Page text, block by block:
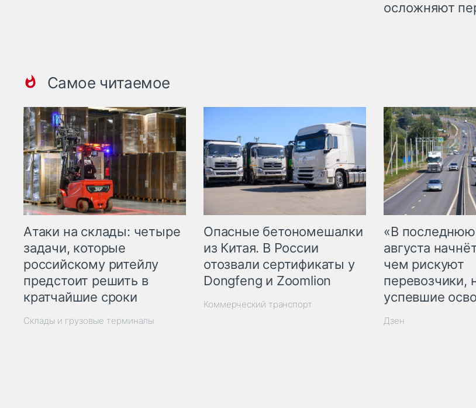
осложняют
Самое читаемое
Атаки на склады: четыре
задачи, которые
российскому ритейлу
предстоит решить в
кратчайшие сроки
Склады и грузовые терминалы
Опасные бетономешалки
из Китая. В России
отозвали сертификаты у
Dongfeng и Zoomlion
Коммерческий транспорт
«В
августа
чем рискуют
перевозчики,
успевшие
Дзен